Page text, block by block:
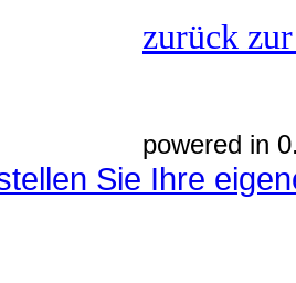
zurück
powered in
Sie Ihre